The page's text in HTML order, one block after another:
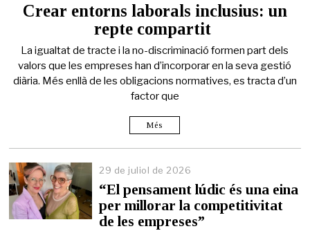
d
e
j
u
l
l
0
6
Crear entorns laborals inclusius: un
repte compartit
La igualtat de tracte i la no-discriminació formen part dels
valors que les empreses han d’incorporar en la seva gestió
diària. Més enllà de les obligacions normatives, es tracta d’un
factor que
Més
29 de juliol de 2026
“El pensament lúdic és una eina
per millorar la competitivitat
de les empreses”